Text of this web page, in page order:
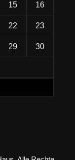
15 16
22 23
29 30